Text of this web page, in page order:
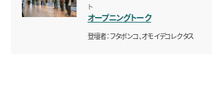
ト
オープニングトーク
登壇者 フタボンコ、オモイデコレクタス